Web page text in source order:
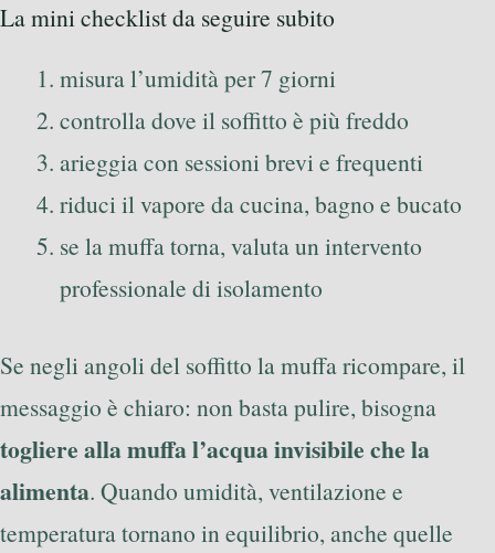
La mini checklist da seguire subito
misura l’umidità per 7 giorni
controlla dove il soffitto è più freddo
arieggia con sessioni brevi e frequenti
riduci il vapore da cucina, bagno e bucato
se la muffa torna, valuta un intervento
professionale di isolamento
Se negli angoli del soffitto la muffa ricompare, il
messaggio è chiaro: non basta pulire, bisogna
togliere alla muffa l’acqua invisibile che la
alimenta. Quando umidità, ventilazione e
temperatura tornano in equilibrio, anche quelle